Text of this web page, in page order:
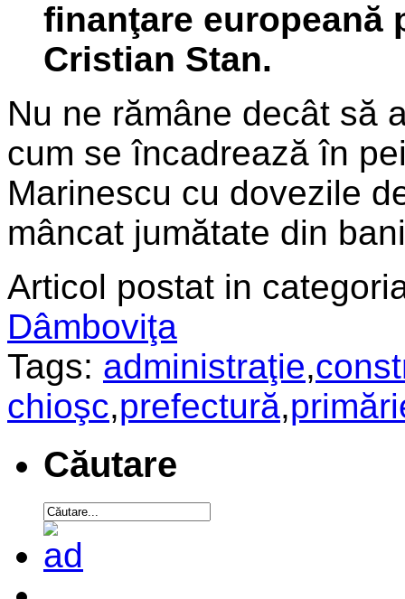
finanţare europeană
Cristian Stan.
Nu ne rămâne decât să
cum se încadrează în
Marinescu cu dovezile
mâncat jumătate din
Articol postat in
Dâmboviţa
Tags: administraţie,
chioşc,prefectură,
Căutare